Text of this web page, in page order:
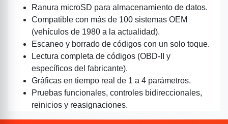
Ranura microSD para almacenamiento de datos.
Compatible con más de 100 sistemas OEM
(vehículos de 1980 a la actualidad).
Escaneo y borrado de códigos con un solo toque.
Lectura completa de códigos (OBD-II y
específicos del fabricante).
Gráficas en tiempo real de 1 a 4 parámetros.
Pruebas funcionales, controles bidireccionales,
reinicios y reasignaciones.